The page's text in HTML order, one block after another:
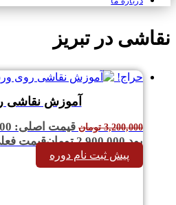
نقاشی در تبریز
حراج!
آموزش نقاشی
3,200,000 تومان
بود.2,900,000 تومانقیمت فعلی: 2,900,000
پیش ثبت نام دوره